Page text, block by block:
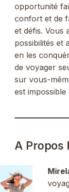
opportunité
confort et de
et défis. Vous
possibilités et
en les
de voyager
sur vous-
est
A Propos